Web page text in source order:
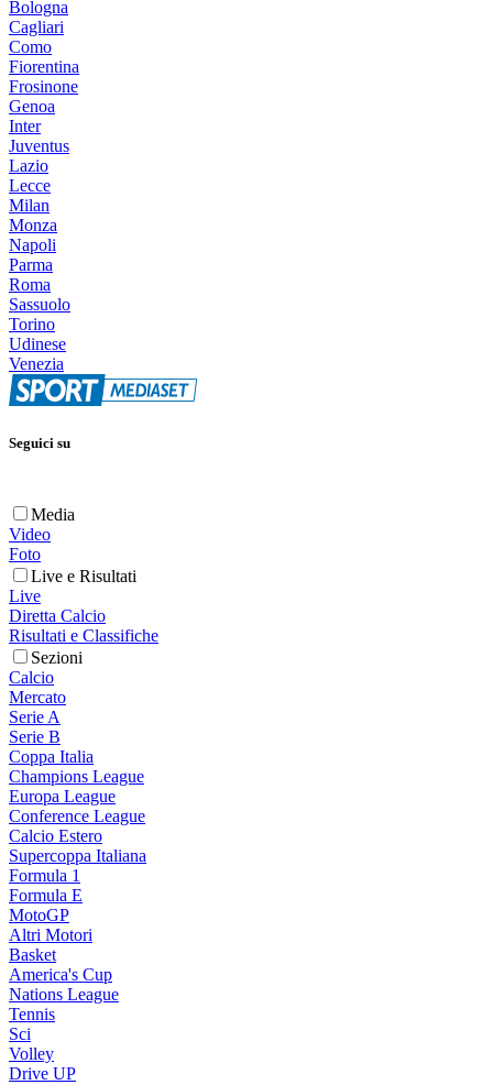
Bologna
Cagliari
Como
Fiorentina
Frosinone
Genoa
Inter
Juventus
Lazio
Lecce
Milan
Monza
Napoli
Parma
Roma
Sassuolo
Torino
Udinese
Venezia
Seguici su
Media
Video
Foto
Live e Risultati
Live
Diretta Calcio
Risultati e Classifiche
Sezioni
Calcio
Mercato
Serie A
Serie B
Coppa Italia
Champions League
Europa League
Conference League
Calcio Estero
Supercoppa Italiana
Formula 1
Formula E
MotoGP
Altri Motori
Basket
America's Cup
Nations League
Tennis
Sci
Volley
Drive UP